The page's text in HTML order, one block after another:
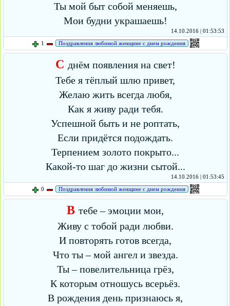
Ты мой быт собой меняешь,
Мои будни украшаешь!
14.10.2016 | 01:53:53
1
Поздравления любимой женщине с днем рождения
С днём появления на свет!
Тебе я тёплый шлю привет,
Желаю жить всегда любя,
Как я живу ради тебя.
Успешной быть и не роптать,
Если придётся подождать.
Терпением золото покрыто...
Какой-то шаг до жизни сытой...
14.10.2016 | 01:53:45
0
Поздравления любимой женщине с днем рождения
В тебе – эмоции мои,
Живу с тобой ради любви.
И повторять готов всегда,
Что ты – мой ангел и звезда.
Ты – повелительница грёз,
К которым отношусь всерьёз.
В рождения день признаюсь я,